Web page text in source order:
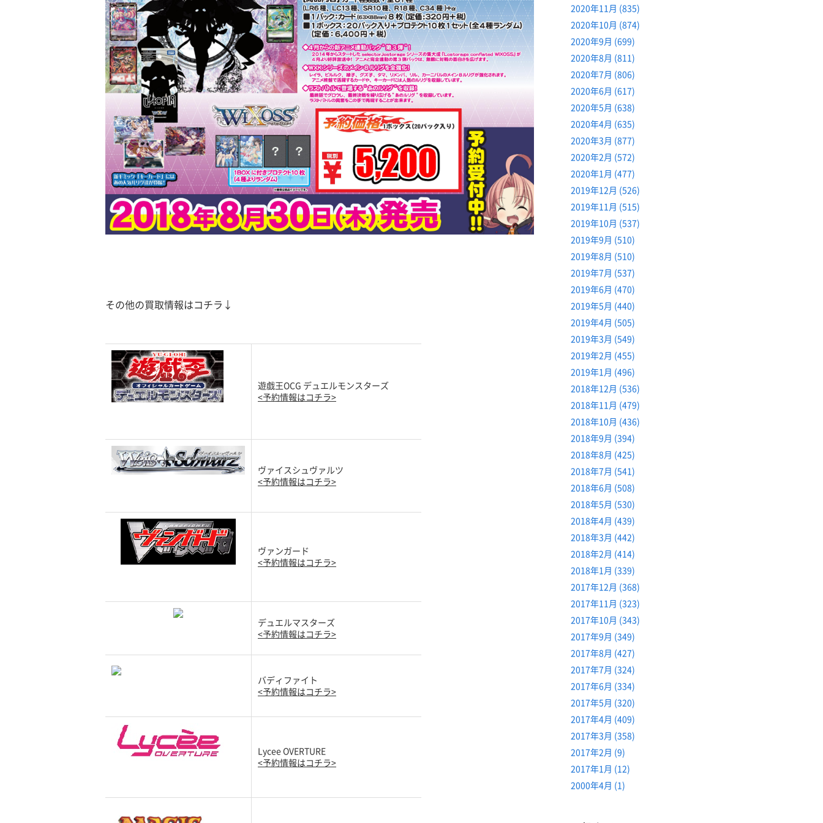
その他の買取情報はコチラ↓
遊戯王OCG デュエルモンスターズ
<予約情報はコチラ>
ヴァイスシュヴァルツ
<予約情報はコチラ>
ヴァンガード
<予約情報はコチラ>
デュエルマスターズ
<予約情報はコチラ>
バディファイト
<予約情報はコチラ>
Lycee OVERTURE
<予約情報はコチラ>
2020年11月 (835)
2020年10月 (874)
2020年9月 (699)
2020年8月 (811)
2020年7月 (806)
2020年6月 (617)
2020年5月 (638)
2020年4月 (635)
2020年3月 (877)
2020年2月 (572)
2020年1月 (477)
2019年12月 (526)
2019年11月 (515)
2019年10月 (537)
2019年9月 (510)
2019年8月 (510)
2019年7月 (537)
2019年6月 (470)
2019年5月 (440)
2019年4月 (505)
2019年3月 (549)
2019年2月 (455)
2019年1月 (496)
2018年12月 (536)
2018年11月 (479)
2018年10月 (436)
2018年9月 (394)
2018年8月 (425)
2018年7月 (541)
2018年6月 (508)
2018年5月 (530)
2018年4月 (439)
2018年3月 (442)
2018年2月 (414)
2018年1月 (339)
2017年12月 (368)
2017年11月 (323)
2017年10月 (343)
2017年9月 (349)
2017年8月 (427)
2017年7月 (324)
2017年6月 (334)
2017年5月 (320)
2017年4月 (409)
2017年3月 (358)
2017年2月 (9)
2017年1月 (12)
2000年4月 (1)